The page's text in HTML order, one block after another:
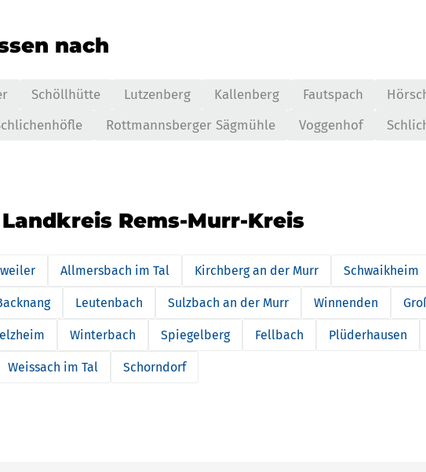
nach
Schöllhütte Lutzenberg Kallenberg Fautspach
Rottmannsberger Sägmühle Voggenhof
Rems-Murr-Kreis
Allmersbach im Tal Kirchberg an der Murr Schwaikheim
Leutenbach Sulzbach an der Murr Winnenden
Winterbach Spiegelberg Fellbach Plüderhausen
Weissach im Tal Schorndorf